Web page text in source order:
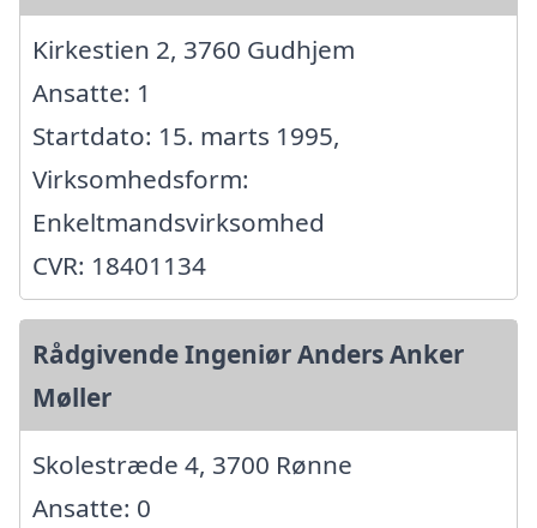
Kirkestien 2, 3760 Gudhjem
Ansatte: 1
Startdato: 15. marts 1995,
Virksomhedsform:
Enkeltmandsvirksomhed
CVR: 18401134
Rådgivende Ingeniør Anders Anker
Møller
Skolestræde 4, 3700 Rønne
Ansatte: 0